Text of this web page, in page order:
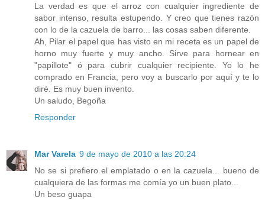
La verdad es que el arroz con cualquier ingrediente de
sabor intenso, resulta estupendo. Y creo que tienes razón
con lo de la cazuela de barro... las cosas saben diferente.
Ah, Pilar el papel que has visto en mi receta es un papel de
horno muy fuerte y muy ancho. Sirve para hornear en
"papillote" ó para cubrir cualquier recipiente. Yo lo he
comprado en Francia, pero voy a buscarlo por aquí y te lo
diré. Es muy buen invento.
Un saludo, Begoña
Responder
Mar Varela 9 de mayo de 2010 a las 20:24
No se si prefiero el emplatado o en la cazuela... bueno de
cualquiera de las formas me comía yo un buen plato...
Un beso guapa